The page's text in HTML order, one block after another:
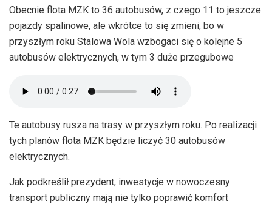
Obecnie flota MZK to 36 autobusów, z czego 11 to jeszcze
pojazdy spalinowe, ale wkrótce to się zmieni, bo w
przyszłym roku Stalowa Wola wzbogaci się o kolejne 5
autobusów elektrycznych, w tym 3 duże przegubowe
Te autobusy rusza na trasy w przyszłym roku. Po realizacji
tych planów flota MZK będzie liczyć 30 autobusów
elektrycznych.
Jak podkreślił prezydent, inwestycje w nowoczesny
transport publiczny mają nie tylko poprawić komfort